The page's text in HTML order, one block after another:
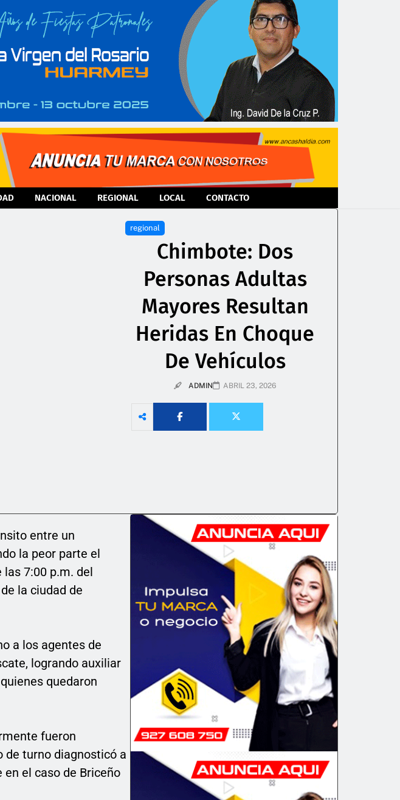
NACIONAL REGIONAL LOCAL CONTACTO
regional
Chimbote: Dos
Personas Adultas
Mayores Resultan
Heridas En Choque
De Vehículos
ADMIN ABRIL 23, 2026
entre un
la peor parte el
7:00 p.m. del
la ciudad de
a los agentes de
logrando auxiliar
quedaron
fueron
de turno diagnosticó a
el caso de Briceño